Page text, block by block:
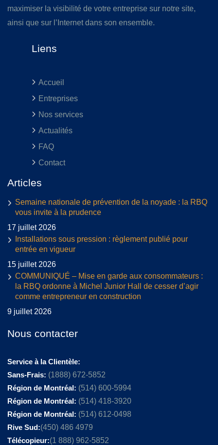
maximiser la visibilité de votre entreprise sur notre site,
ainsi que sur l’Internet dans son ensemble.
Liens
Accueil
Entreprises
Nos services
Actualités
FAQ
Contact
Articles
Semaine nationale de prévention de la noyade : la RBQ
vous invite à la prudence
17 juillet 2026
Installations sous pression : règlement publié pour
entrée en vigueur
15 juillet 2026
COMMUNIQUÉ – Mise en garde aux consommateurs :
la RBQ ordonne à Michel Junior Hall de cesser d’agir
comme entrepreneur en construction
9 juillet 2026
Nous contacter
Service à la Clientèle:
Sans-Frais: (1888) 672-5852
Région de Montréal: (514) 600-5994
Région de Montréal: (514) 418-3920
Région de Montréal: (514) 612-0498
Rive Sud:(450) 486 4979
Télécopieur:(1 888) 962-5852